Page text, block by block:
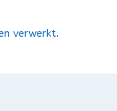
verwerkt.